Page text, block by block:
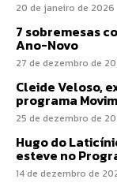
20 de janeiro de 2026
7 sobremesas
Ano-Novo
27 de dezembro de
Cleide Veloso,
programa
25 de dezembro de
Hugo do
esteve no
14 de dezembro de